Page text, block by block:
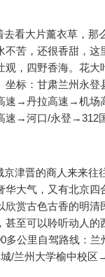
看大片薰衣草，那
不苦，还很香甜，这
观，四野香海。花大
坐标：甘肃兰州永登
速→丹拉高速→机场
速→河口/永登→312
津晋的商人来来往
华大气，又有北京四
欣赏古色古香的明清
甚至可以聆听动人的
多公里自驾路线：
/兰州大学榆中校区